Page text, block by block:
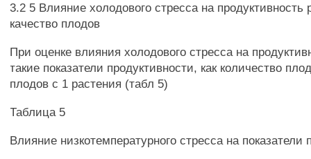
3.2 5 Влияние холодового стресса на продуктивность
качество плодов
При оценке влияния холодового стресса на
такие показатели продуктивности, как количество
плодов с 1 растения (табл 5)
Таблица 5
Влияние низкотемпературного стресса на показатели